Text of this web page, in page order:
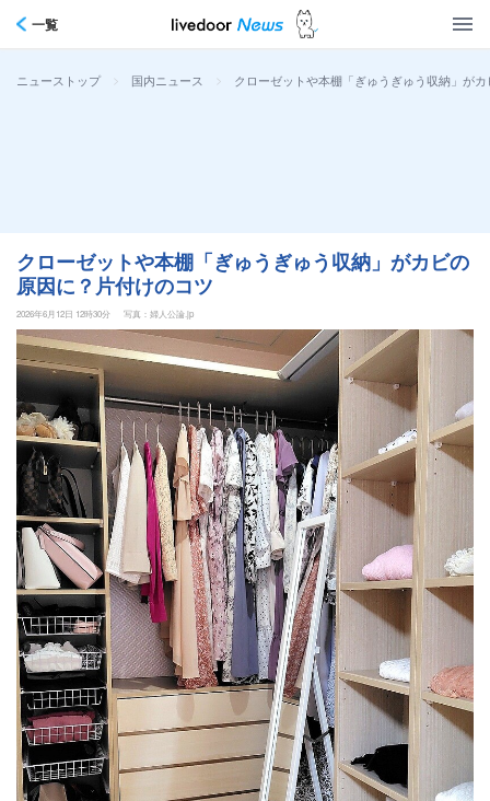
一覧
ニューストップ > 国内ニュース > クローゼットや本棚「ぎゅうぎゅう収納」が
クローゼットや本棚「ぎゅうぎゅう収納」がカビの
原因に？片付けのコツ
2026年6月12日 12時30分 写真：婦人公論.jp